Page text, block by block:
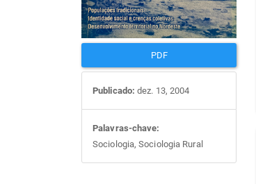
PDF
Publicado: dez. 13, 2004
Palavras-chave:
Sociologia, Sociologia Rural